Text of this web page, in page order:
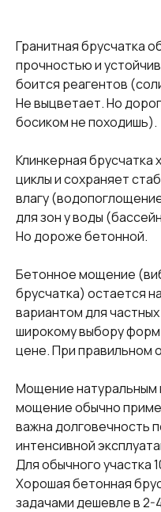
Гранитная брусчатка
прочностью и
боится реагентов
Не выцветает. Но
босиком не походишь).
Клинкерная
циклы и сохраняет
влагу
для зон у воды
Но дороже бетонной.
Бетонное мощение
брусчатка) остается
вариантом для
широкому выбору форм
цене. При правильном
Мощение натуральным
мощение обычно
важна долговечность
интенсивной
Для обычного участка
Хорошая бетонная
задачами дешевле в 2-